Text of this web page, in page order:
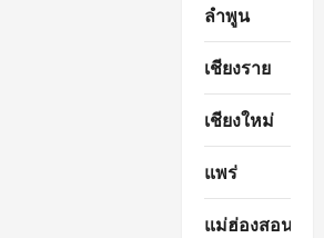
ลำพูน
เชียงราย
เชียงใหม่
แพร่
แม่ฮ่องสอน